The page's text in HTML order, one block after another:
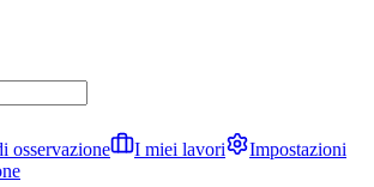
osservazione I miei lavori
Impostazioni